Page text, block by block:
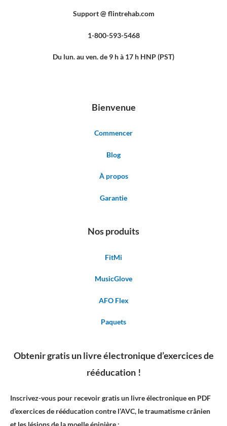
Support @ flintrehab.com
1-800-593-5468
Du lun. au ven. de 9 h à 17 h HNP (PST)
Bienvenue
Commencer
Blog
À propos
Garantie
Nos produits
FitMi
MusicGlove
AFO Flex
Paquets
Obtenir gratis un livre électronique d’exercices de
rééducation !
Inscrivez-vous pour recevoir gratis un livre électronique en PDF
d’exercices de rééducation contre l’AVC, le traumatisme crânien
et les lésions de la moelle épinière :